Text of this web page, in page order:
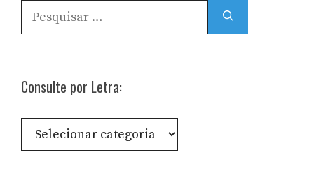
Pesquisar
por:
Consulte por Letra:
Consulte